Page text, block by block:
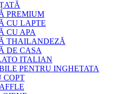
PREMIUM
CU LAPTE
CU APA
THAILANDEZĂ
DE CASA
ITALIAN
PENTRU INGHETATA
COPT